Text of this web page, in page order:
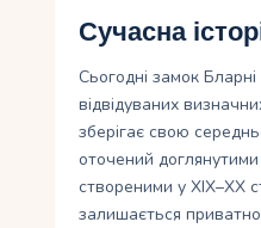
Сучасна
Сьогодні замок
відвідуваних
зберігає свою
оточений
створеними у XIX–XX
залишається